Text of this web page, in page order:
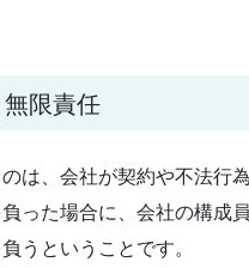
限責任
は、会社が契約や不法行
った場合に、会社の構成
うということです。